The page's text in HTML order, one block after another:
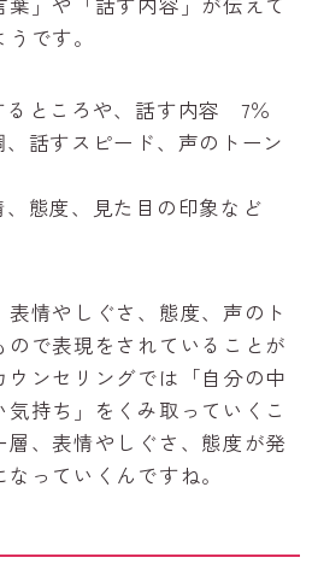
です。
ところや、話す内容 7％
話すスピード、声のトーン
態度、見た目の印象など
情やしぐさ、態度、声のト
で表現をされていることが
ンセリングでは「自分の中
持ち」をくみ取っていくこ
層、表情やしぐさ、態度が発
っていくんですね。